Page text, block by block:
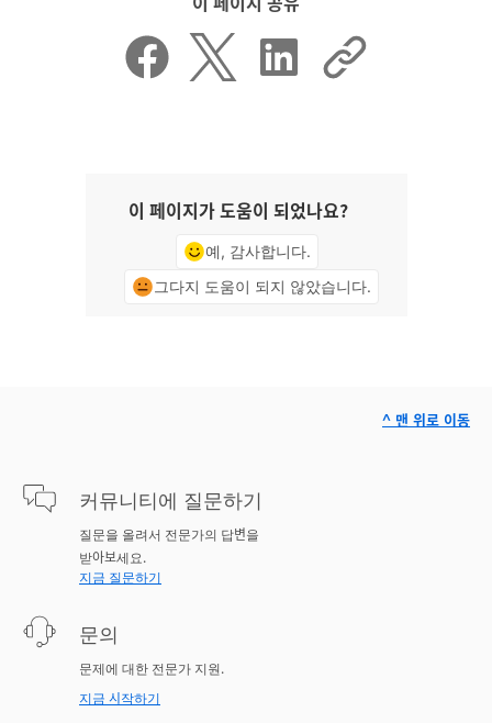
이 페이지가 도움이 되었나요?
예, 감사합니다.
그다지 도움이 되지 않았습니다.
커뮤니티에 질문하기
질문을 올려서 전문가의 답변을
받아보세요.
지금 질문하기
문의
문제에 대한 전문가 지원.
지금 시작하기
^ 맨 위로 이동